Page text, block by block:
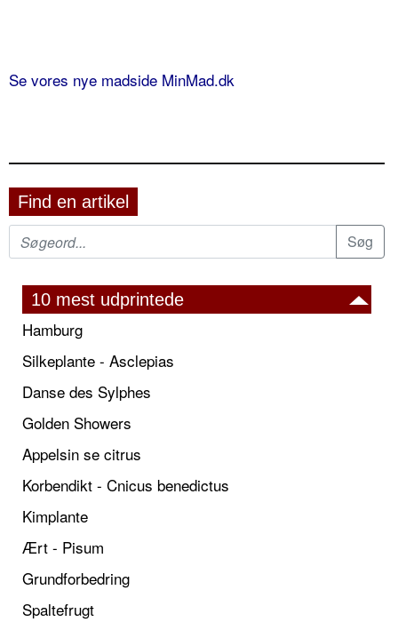
Se vores nye madside MinMad.dk
Find en artikel
10 mest udprintede
Hamburg
Silkeplante - Asclepias
Danse des Sylphes
Golden Showers
Appelsin se citrus
Korbendikt - Cnicus benedictus
Kimplante
Ært - Pisum
Grundforbedring
Spaltefrugt